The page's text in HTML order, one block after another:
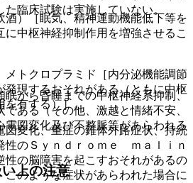
臨床試験は実施していない。
眠から昏睡までの中枢神経系抑制、
ある（その他、激越と情緒不安、
電図変化及び不整脈等があらわれる
上の注意
）［眠気、精神運動機能低下等を
に中枢神経抑制作用を増強させるこ
トクロプラミド［内分泌機能調節
発現するおそれがある（ともに中枢
を有する）］。
変化、重症の錐体外路症状、持続
性のＳｙｎｄｒｏｍｅ ｍａｌｉｎ
性の脳障害を起こすおそれがあるの
このような症状があらわれた場合に